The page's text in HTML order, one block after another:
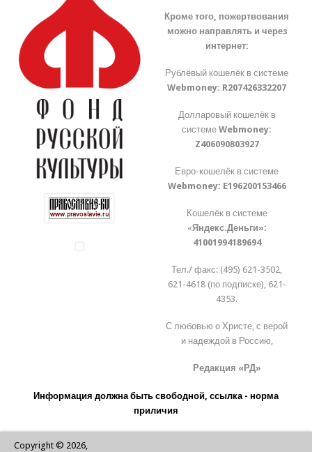
Кроме того, пожертвования
можно направлять и через
интернет:
Рублёвый кошелёк в системе
Webmoney: R207426332207
Долларовый кошелёк в
системеWebmoney:
Z406090803927
Евро-кошелёк в системе
Webmoney: E196200153466
Кошелёк в системе
«Яндекс.Деньги»:
41001994189694
Тел./ факс: (495) 621-3502,
621-4618 (по подписке), 621-
4353.
С любовью о Христе, с верой
и надеждой в Россию,
Редакция «РД»
Информация должна быть свободной, ссылка - норма
приличия
Copyright © 2026,